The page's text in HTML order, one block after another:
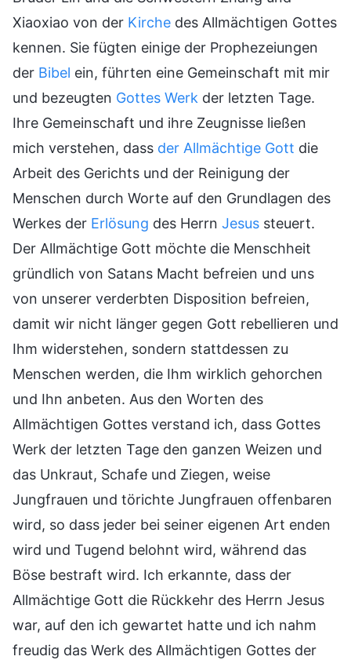
Xiaoxiao von der Kirche des Allmächtigen Gottes
kennen. Sie fügten einige der Prophezeiungen
der Bibel ein, führten eine Gemeinschaft mit mir
und bezeugten Gottes Werk der letzten Tage.
Ihre Gemeinschaft und ihre Zeugnisse ließen
mich verstehen, dass der Allmächtige Gott die
Arbeit des Gerichts und der Reinigung der
Menschen durch Worte auf den Grundlagen des
Werkes der Erlösung des Herrn Jesus steuert.
Der Allmächtige Gott möchte die Menschheit
gründlich von Satans Macht befreien und uns
von unserer verderbten Disposition befreien,
damit wir nicht länger gegen Gott rebellieren und
Ihm widerstehen, sondern stattdessen zu
Menschen werden, die Ihm wirklich gehorchen
und Ihn anbeten. Aus den Worten des
Allmächtigen Gottes verstand ich, dass Gottes
Werk der letzten Tage den ganzen Weizen und
das Unkraut, Schafe und Ziegen, weise
Jungfrauen und törichte Jungfrauen offenbaren
wird, so dass jeder bei seiner eigenen Art enden
wird und Tugend belohnt wird, während das
Böse bestraft wird. Ich erkannte, dass der
Allmächtige Gott die Rückkehr des Herrn Jesus
war, auf den ich gewartet hatte und ich nahm
freudig das Werk des Allmächtigen Gottes der